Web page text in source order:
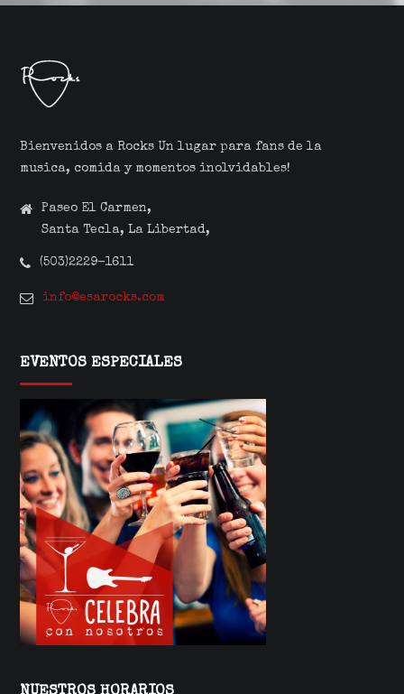
Bienvenidos a Rocks Un lugar para fans de la
musica, comida y momentos inolvidables!
Paseo El Carmen,
Santa Tecla, La Libertad,
(503)2229-1611
info@esarocks.com
EVENTOS ESPECIALES